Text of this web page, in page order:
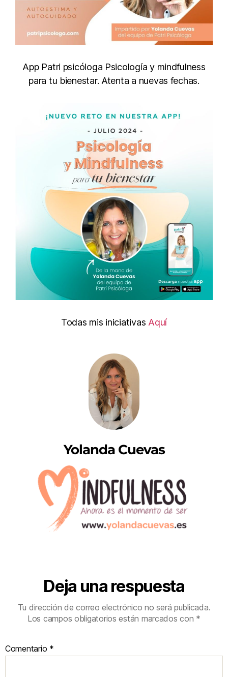
App Patri psicóloga Psicología y mindfulness
para tu bienestar. Atenta a nuevas fechas.
Todas mis iniciativas Aquí
Yolanda Cuevas
Deja una respuesta
Tu dirección de correo electrónico no será publicada.
Los campos obligatorios están marcados con *
Comentario *